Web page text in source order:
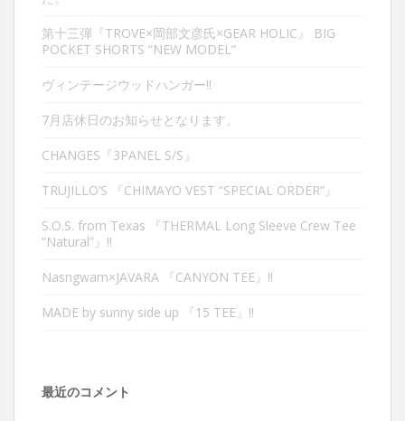
第十三弾『TROVE×岡部文彦氏×GEAR HOLIC』 BIG
POCKET SHORTS “NEW MODEL”
ヴィンテージウッドハンガー‼︎
7月店休日のお知らせとなります。
CHANGES『3PANEL S/S』
TRUJILLO’S 『CHIMAYO VEST “SPECIAL ORDER”』
S.O.S. from Texas 『THERMAL Long Sleeve Crew Tee
“Natural”』‼︎
Nasngwam×JAVARA 『CANYON TEE』‼︎
MADE by sunny side up 『15 TEE』‼︎
最近のコメント